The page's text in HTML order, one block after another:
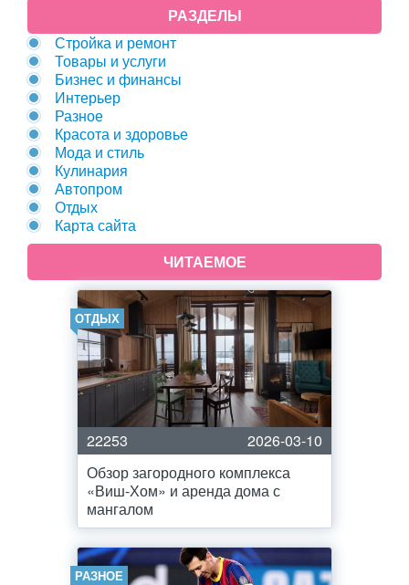
РАЗДЕЛЫ
Стройка и ремонт
Товары и услуги
Бизнес и финансы
Интерьер
Разное
Красота и здоровье
Мода и стиль
Кулинария
Автопром
Отдых
Карта сайта
ЧИТАЕМОЕ
ОТДЫХ
22253
2026-03-10
Обзор загородного комплекса
«Виш-Хом» и аренда дома с
мангалом
РАЗНОЕ